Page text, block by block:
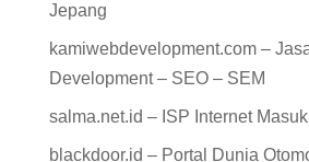
Jepang
kamiwebdevelopment.com –
Development – SEO – SEM
salma.net.id – ISP Internet
blackdoor.id – Portal Dunia